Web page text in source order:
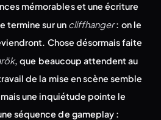
mémorables et une écriture
termine sur un cliffhanger: on le
Chose désormais faite
, que beaucoup attendent au
de la mise en scène semble
une inquiétude pointe le
séquence de gameplay :